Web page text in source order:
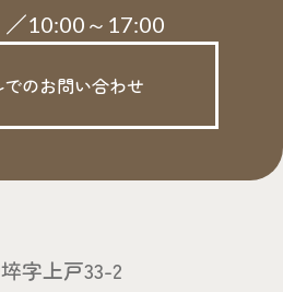
10:00～17:00
でのお問い合わせ
字上戸33-2